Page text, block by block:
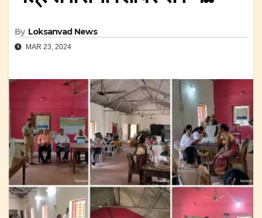
By Loksanvad News
MAR 23, 2024